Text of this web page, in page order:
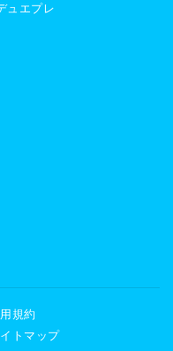
ュエプレ
規約
トマップ